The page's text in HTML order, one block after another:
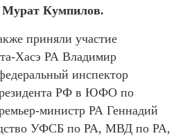
Кумпилов.
приняли участие
Хасэ РА Владимир
инспектор
РФ в ЮФО по
министр РА Геннадий
УФСБ по РА, МВД по РА,